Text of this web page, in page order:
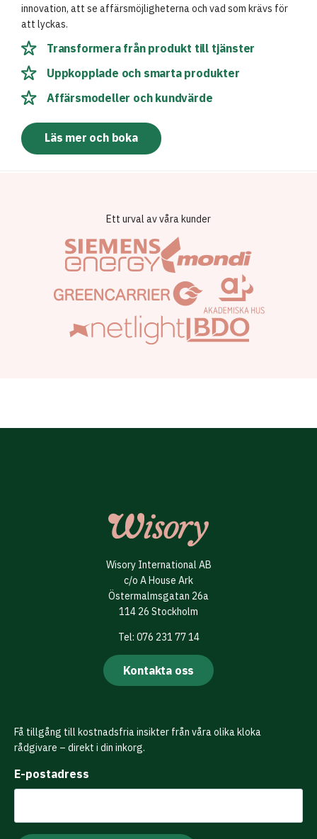
innovation, att se affärsmöjligheterna och vad som krävs för
att lyckas.
Transformera från produkt till tjänster
Uppkopplade och smarta produkter
Affärsmodeller och kundvärde
Läs mer och boka
Ett urval av våra kunder
Wisory International AB
c/o A House Ark
Östermalmsgatan 26a
114 26 Stockholm
Tel: 076 231 77 14
Kontakta oss
Få tillgång till kostnadsfria insikter från våra olika kloka
rådgivare – direkt i din inkorg.
E-postadress